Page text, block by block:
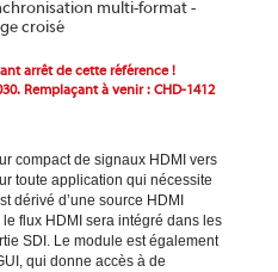
multi-format -
croisé
arrêt de cette référence !
Remplaçant à venir : CHD-1412
compact de signaux HDMI vers
toute application qui nécessite
dérivé d’une source HDMI
flux HDMI sera intégré dans les
SDI. Le module est également
qui donne accès à de